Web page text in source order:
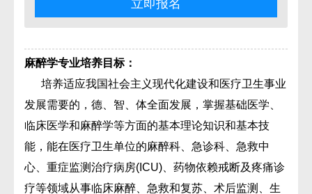
麻醉学专业培养目标：
培养适应我国社会主义现代化建设和医疗卫生事业
发展需要的，德、智、体全面发展，掌握基础医学、
临床医学和麻醉学等方面的基本理论知识和基本技
能，能在医疗卫生单位的麻醉科、急诊科、急救中
心、重症监测治疗病房(ICU)、药物依赖戒断及疼痛诊
疗等领域从事临床麻醉、急救和复苏、术后监测、生